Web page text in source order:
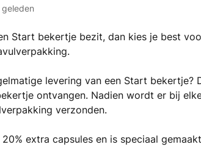
Start bekertje bezit, dan kies je best
levering van een Start bekertje?
ontvangen. Nadien wordt er bij
verzonden.
extra capsules en is speciaal